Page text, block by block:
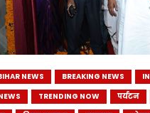
NEWS BREAKING NEWS
TRENDING NOW पर्यटन